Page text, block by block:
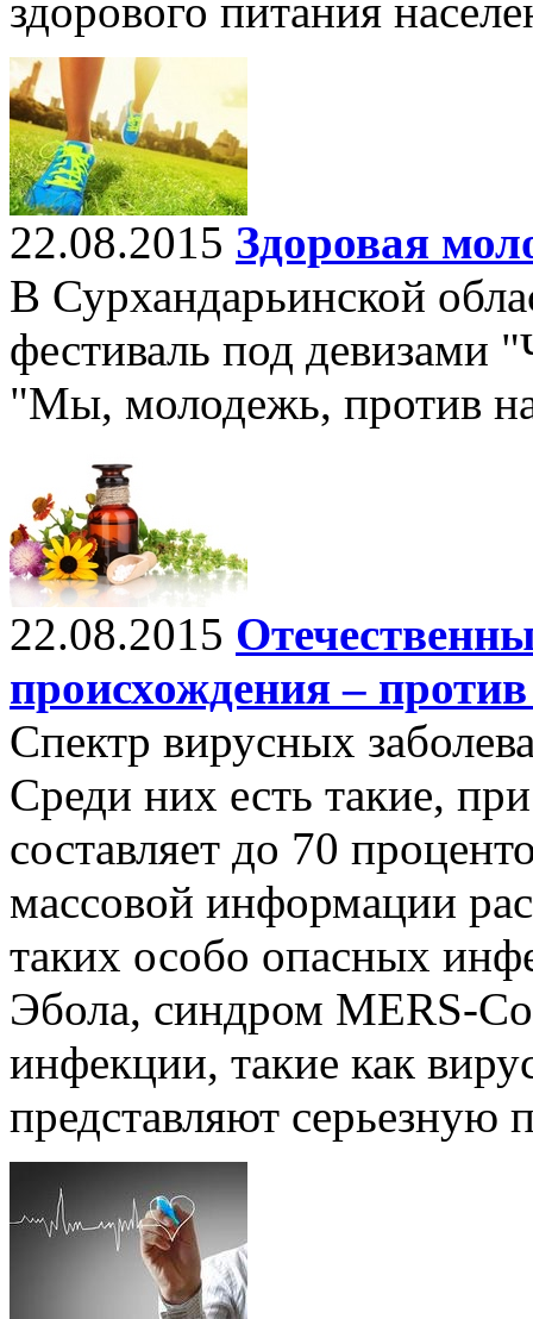
здорового питания
22.08.2015 Здоровая
В Сурхандарьинской
фестиваль под девизами
"Мы, молодежь, против
22.08.2015
происхождения –
Спектр вирусных
Среди них есть такие,
составляет до 70
массовой информации
таких особо опасных
Эбола, синдром MERS-
инфекции, такие как
представляют серьезную